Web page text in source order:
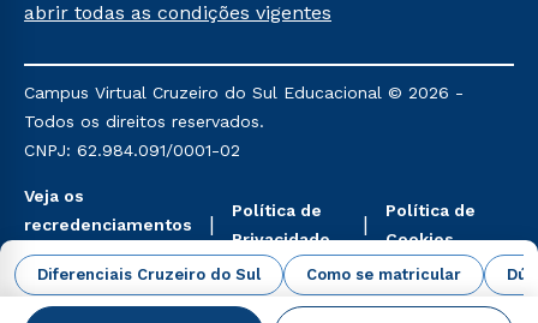
Diferenciais Cruzeiro do Sul Como se matricular
Já para as demais, a taxa de matrícula será de R$
mencionadas são referentes aos cursos: Ensino
Religioso, Geografia para a Docência e Metodologia
do Ensino de História: Questões Atuais.
abrir todas as condições vigentes
Campus Virtual Cruzeiro do Sul Educacional © 2026 -
Todos os direitos reservados.
CNPJ: 62.984.091/0001-02
Veja os
recredenciamentos
aqui
Política de
Privacidade
Política de
Cookies